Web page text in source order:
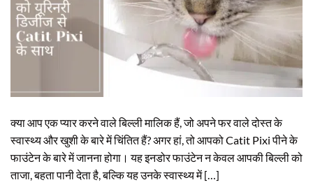
क्या आप एक प्यार करने वाले बिल्ली मालिक हैं, जो अपने फर वाले दोस्त के
स्वास्थ्य और खुशी के बारे में चिंतित हैं? अगर हां, तो आपको Catit Pixi पीने के
फाउंटेन के बारे में जानना होगा। यह इनडोर फाउंटेन न केवल आपकी बिल्ली को
ताजा, बहता पानी देता है, बल्कि यह उनके स्वास्थ्य में […]